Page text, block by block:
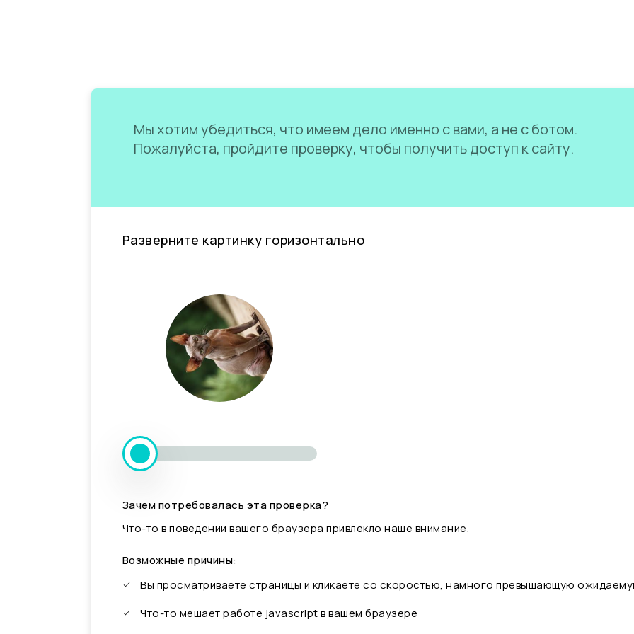
Мы хотим убедиться, что имеем дело именно с вами, а не с ботом.
Пожалуйста, пройдите проверку, чтобы получить доступ к сайту.
Разверните картинку горизонтально
Зачем потребовалась эта проверка?
Что-то в поведении вашего браузера привлекло наше внимание.
Возможные причины:
Вы просматриваете страницы и кликаете со скоростью, намного превышающую
Что-то мешает работе javascript в вашем браузере